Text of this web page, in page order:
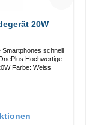
20W
schnell
20W Farbe: Weiss